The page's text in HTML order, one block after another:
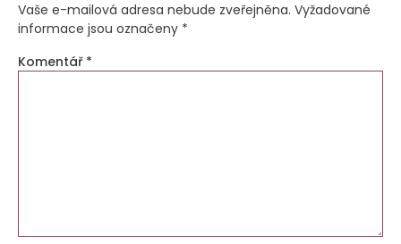
Vaše e-mailová adresa nebude zveřejněna. Vyžadované
informace jsou označeny *
Komentář *